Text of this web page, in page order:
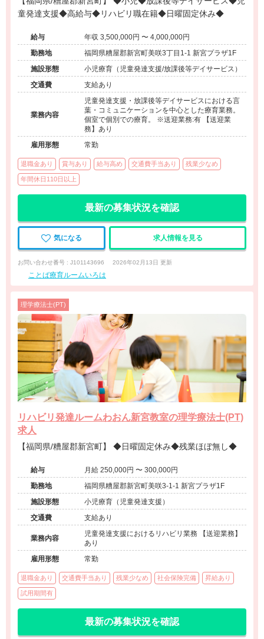
童発達支援◆高給与◆リハビリ職在籍◆日曜固定休み◆
給与
年収 3,500,000円 〜 4,000,000円
勤務地
福岡県糟屋郡新宮町美咲3丁目1-1 新宮プラザ1F
施設形態
小児療育（児童発達支援/放課後等デイサービス）
交通費
支給あり
業務内容
児童発達支援・放課後等デイサービスにおける言
葉・コミュニケーションを中心とした療育業務。
個室で個別での療育。 ※送迎業務:有 【送迎業
務】あり
雇用形態
常勤
退職金あり 賞与あり 給与高め 交通費手当あり 残業少なめ
年間休日110日以上
最新の募集状況を確認
気になる 求人情報を見る
お問い合わせ番号 : J101143696 2026年02月13日 更新
ことば療育ルームいろは
理学療法士(PT)
リハビリ発達ルームわおん新宮教室の理学療法士(PT)
求人
【福岡県/糟屋郡新宮町】 ◆日曜固定休み◆残業ほぼ無し◆
給与
月給 250,000円 〜 300,000円
勤務地
福岡県糟屋郡新宮町美咲3-1-1 新宮プラザ1F
施設形態
小児療育（児童発達支援）
交通費
支給あり
業務内容
児童発達支援におけるリハビリ業務 【送迎業務】
あり
雇用形態
常勤
退職金あり 交通費手当あり 残業少なめ 社会保険完備 昇給あり
試用期間有
最新の募集状況を確認